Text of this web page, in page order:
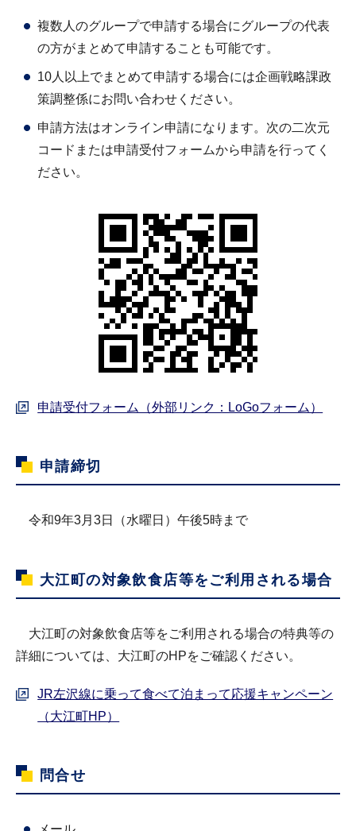
複数人のグループで申請する場合にグループの代表
の方がまとめて申請することも可能です。
10人以上でまとめて申請する場合には企画戦略課政
策調整係にお問い合わせください。
申請方法はオンライン申請になります。次の二次元
コードまたは申請受付フォームから申請を行ってく
ださい。
申請受付フォーム（外部リンク：LoGoフォーム）
申請締切
令和9年3月3日（水曜日）午後5時まで
大江町の対象飲食店等をご利用される場合
大江町の対象飲食店等をご利用される場合の特典等の
詳細については、大江町のHPをご確認ください。
JR左沢線に乗って食べて泊まって応援キャンペーン
（大江町HP）
問合せ